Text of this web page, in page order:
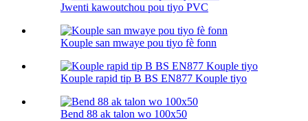
Jwenti kawoutchou pou tiyo PVC
Kouple san mwaye pou tiyo fè fonn
Kouple rapid tip B BS EN877 Kouple tiyo
Bend 88 ak talon wo 100х50